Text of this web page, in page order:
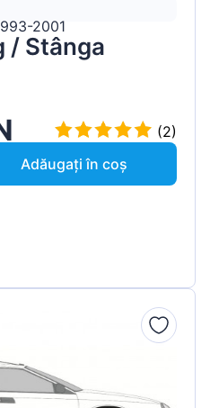
2001
/ Stânga
(2)
Adăugați în coș